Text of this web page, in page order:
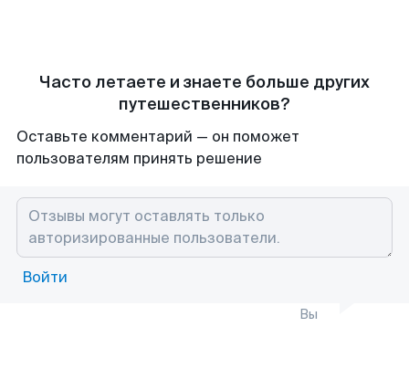
Часто летаете и знаете больше других
путешественников?
Оставьте комментарий — он поможет
пользователям принять решение
Войти
Вы